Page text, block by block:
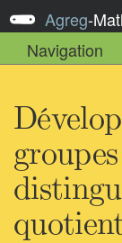
Agreg-
Navigation